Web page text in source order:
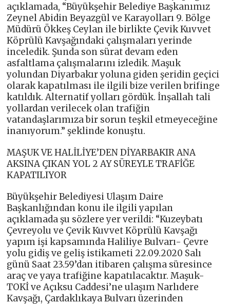
açıklamada, “Büyükşehir Belediye Başkanımız
Zeynel Abidin Beyazgül ve Karayolları 9. Bölge
Müdürü Ökkeş Ceylan ile birlikte Çevik Kuvvet
Köprülü Kavşağındaki çalışmaları yerinde
inceledik. Şunda son sürat devam eden
asfaltlama çalışmalarını izledik. Maşuk
yolundan Diyarbakır yoluna giden şeridin geçici
olarak kapatılması ile ilgili bize verilen brifinge
katıldık. Alternatif yolları gördük. İnşallah tali
yollardan verilecek olan trafiğin
vatandaşlarımıza bir sorun teşkil etmeyeceğine
inanıyorum.” şeklinde konuştu.
MAŞUK VE HALİLİYE’DEN DİYARBAKIR ANA
AKSINA ÇIKAN YOL 2 AY SÜREYLE TRAFİĞE
KAPATILIYOR
Büyükşehir Belediyesi Ulaşım Daire
Başkanlığından konu ile ilgili yapılan
açıklamada şu sözlere yer verildi: “Kuzeybatı
Çevreyolu ve Çevik Kuvvet Köprülü Kavşağı
yapım işi kapsamında Haliliye Bulvarı- Çevre
yolu gidiş ve geliş istikameti 22.09.2020 Salı
günü Saat 23.59’dan itibaren çalışma süresince
araç ve yaya trafiğine kapatılacaktır. Maşuk-
TOKİ ve Açıksu Caddesi’ne ulaşım Narlıdere
Kavşağı, Çardaklıkaya Bulvarı üzerinden